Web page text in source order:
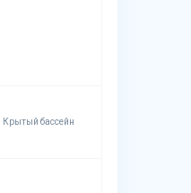
Крытый бассейн